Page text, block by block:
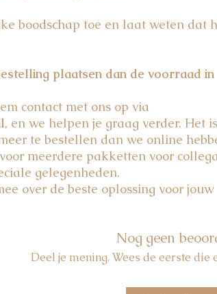
boodschap toe en laat weten dat
plaatsen dan de voorraad in
contact met ons op via
, en we helpen je graag verder. Het is
te bestellen dan we online
meerdere pakketten voor
gelegenheden.
over de beste oplossing voor jouw
Nog geen
Deel je mening. Wees de eerste